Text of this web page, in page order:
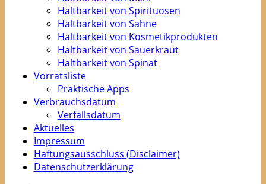
Haltbarkeit von Spirituosen
Haltbarkeit von Sahne
Haltbarkeit von Kosmetikprodukten
Haltbarkeit von Sauerkraut
Haltbarkeit von Spinat
Vorratsliste
Praktische Apps
Verbrauchsdatum
Verfallsdatum
Aktuelles
Impressum
Haftungsausschluss (Disclaimer)
Datenschutzerklärung